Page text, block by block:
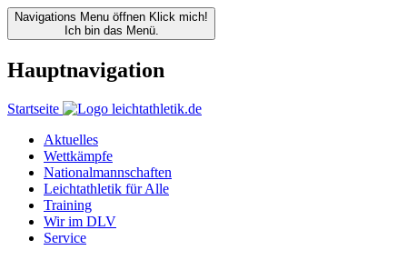
Navigations Menu öffnen Klick mich!
Ich bin das Menü.
Hauptnavigation
Startseite
Aktuelles
Wettkämpfe
Nationalmannschaften
Leichtathletik für Alle
Training
Wir im DLV
Service